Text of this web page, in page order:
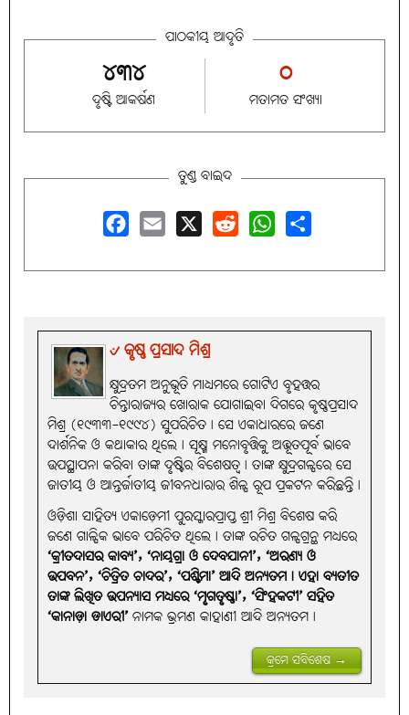
ପାଠକୀୟ ଆଦୃତି
୪୩୪
ଦୃଷ୍ଟି ଆକର୍ଷଣ
୦
ମତାମତ ସଂଖ୍ୟା
ତୁଣ୍ଡ ବାଇଦ
୰ କୃଷ୍ଣ ପ୍ରସାଦ ମିଶ୍ର
କ୍ଷୁଦ୍ରତମ ଅନୁଭୂତି ମାଧ୍ୟମରେ ଗୋଟିଏ ବୃହତ୍ତର
ଚିନ୍ତାରାଜ୍ୟର ଖୋରାକ ଯୋଗାଇବା ଦିଗରେ କୃଷ୍ଣପ୍ରସାଦ
ମିଶ୍ର (୧୯୩୩-୧୯୯୪) ସୁପରିଚିତ। ସେ ଏକାଧାରରେ ଜଣେ
ଦାର୍ଶନିକ ଓ କଥାକାର ଥିଲେ। ସୂକ୍ଷ୍ମ ମନୋବୃତ୍ତିକୁ ଅଦ୍ଭୂତପୂର୍ବ ଭାବେ
ଉପସ୍ଥାପନା କରିବା ତାଙ୍କ ଦୃଷ୍ଟିର ବିଶେଷତ୍ବ। ତାଙ୍କ କ୍ଷୁଦ୍ରଗଳ୍ପରେ ସେ
ଜାତୀୟ ଓ ଆନ୍ତର୍ଜାତୀୟ ଜୀବନଧାରାର ଶିଳ୍ପ ରୂପ ପ୍ରକଟନ କରିଛନ୍ତି।
ଓଡ଼ିଶା ସାହିତ୍ୟ ଏକାଡ଼େମୀ ପୁରସ୍କାରପ୍ରାପ୍ତ ଶ୍ରୀ ମିଶ୍ର ବିଶେଷ କରି
ଜଣେ ଗାଳ୍ପିକ ଭାବେ ପରିଚିତ ଥିଲେ। ତାଙ୍କ ରଚିତ ଗଳ୍ପଗ୍ରନ୍ଥ ମଧ୍ୟରେ
‘କ୍ରୀତଦାସର କାବ୍ୟ’, ‘ନାୟଗ୍ରା ଓ ଦେବଯାନୀ’, ‘ଅରଣ୍ୟ ଓ
ଉପବନ’, ‘ଚିତ୍ରିତ ଚାଦର’, ‘ପଶ୍ଚିମା’ ଆଦି ଅନ୍ୟତମ। ଏହା ବ୍ୟତୀତ
ତାଙ୍କ ଲିଖିତ ଉପନ୍ୟାସ ମଧ୍ୟରେ ‘ମୃଗତୃଷ୍ଣା’, ‘ସିଂହକଟୀ’ ସହିତ
‘କାନାଡ଼ା ଡାଏରୀ’ନାମକ ଭ୍ରମଣ କାହାଣୀ ଆଦି ଅନ୍ୟତମ।
କ୍ରମେ ସବିଶେଷ →